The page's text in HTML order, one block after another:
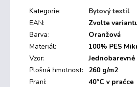
Kategorie:
Bytový textil
EAN:
Zvolte
Barva:
Oranžová
Materiál:
100% PES
Vzor:
Jednobarevné
Plošná hmotnost:
260 g/m2
Praní:
40°C v pračce